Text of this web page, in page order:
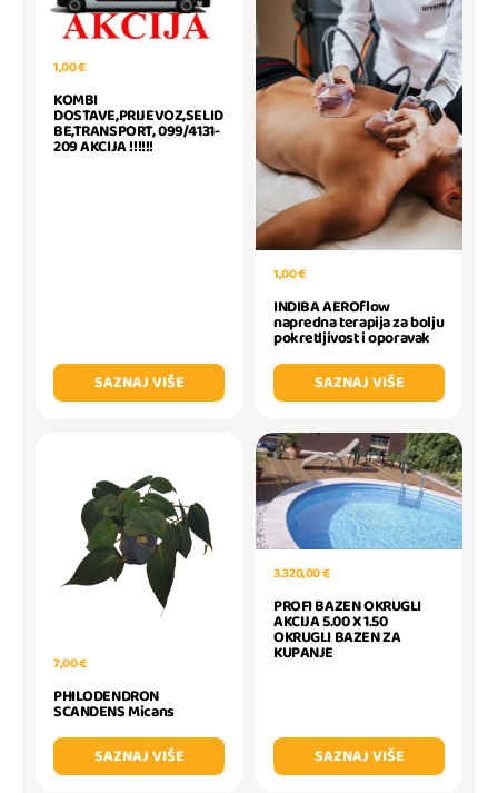
1,00 €
KOMBI
DOSTAVE,PRIJEVOZ,SELID
BE,TRANSPORT, 099/4131-
209 AKCIJA !!!!!!
SAZNAJ VIŠE
1,00 €
INDIBA AEROflow
napredna terapija za bolju
pokretljivost i oporavak
SAZNAJ VIŠE
7,00 €
PHILODENDRON
SCANDENS Micans
SAZNAJ VIŠE
3.320,00 €
PROFI BAZEN OKRUGLI
AKCIJA 5.00 X 1.50
OKRUGLI BAZEN ZA
KUPANJE
SAZNAJ VIŠE